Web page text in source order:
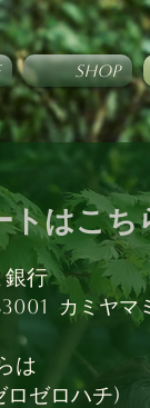
SHOP
トはこち
銀行
カミヤマ
は
ロゼロハチ)